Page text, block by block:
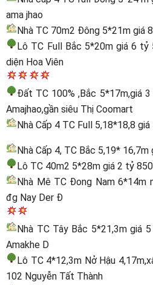
ama jhao
Nhà TC 70m2 Đông 5*21m giá
Lô TC Full Bắc 5*20m giá 6 tỷ
diện Hoa Viên
Đất TC 100% ,Bắc 5*17m,giá
Amajhao,gần siêu Thị Coomart
Nhà Cấp 4 TC Full 5,18*18,8
Nhà Cấp 4, TC Bắc 5,19*
Lô TC 40m2 5*28m giá 2 tỷ
Nhà Mê TC Đong Nam 6*14m
đg Nay Der Đ
Nhà TC Tây Bắc 5*21,3m giá
Amakhe D
Lô TC 4*12,3m Nở Hậu
102 Nguyễn Tất Thành